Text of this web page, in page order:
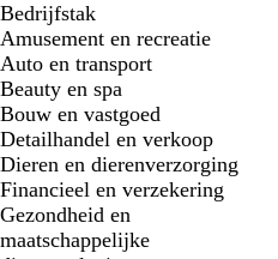
Bedrijfstak
Amusement en recreatie
Auto en transport
Beauty en spa
Bouw en vastgoed
Detailhandel en verkoop
Dieren en dierenverzorging
Financieel en verzekering
Gezondheid en
maatschappelijke